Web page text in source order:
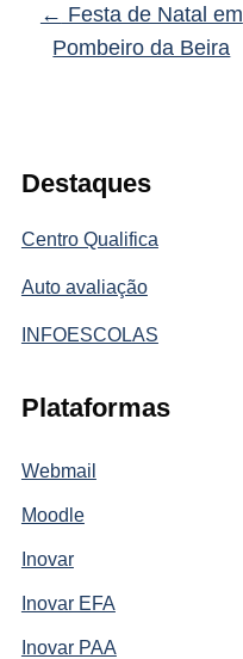
Destaques
Centro Qualifica
Auto avaliação
INFOESCOLAS
Plataformas
Webmail
Moodle
Inovar
Inovar EFA
Inovar PAA
← Festa de Natal em
Pombeiro da Beira